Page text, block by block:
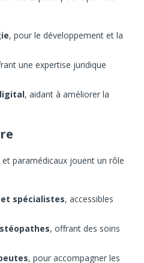
, pour le développement et la
une expertise juridique
, aidant à améliorer la
paramédicaux jouent un rôle
spécialistes, accessibles
, offrant des soins
, pour accompagner les